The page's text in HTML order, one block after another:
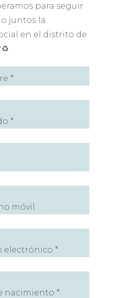
para seguir
juntos la
en el distrito de
*
*
móvil
electrónico *
nacimiento *